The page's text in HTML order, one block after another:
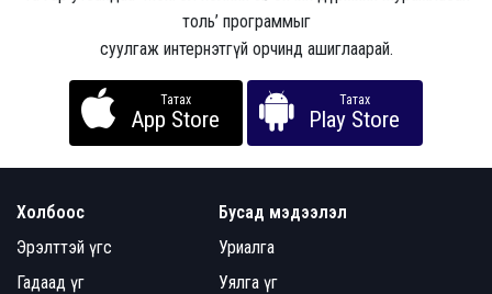
толь’ программыг
суулгаж интернэтгүй орчинд ашиглаарай.
Татах
App Store
Татах
Play Store
Холбоос
Эрэлттэй үгс
Гадаад үг
Бусад мэдээлэл
Уриалга
Уялга үг